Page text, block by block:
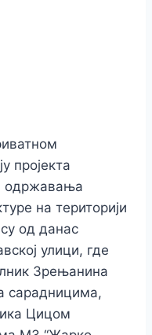
пројекта
одржавања
на територији
од данас
улици, где
Зрењанина
сарадницима,
Цицом